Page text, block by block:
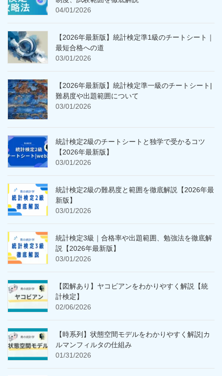
04/01/2026
【2026年最新版】統計検定準1級のチートシート｜
最短合格への道
03/01/2026
【2026年最新版】統計検定準一級のチートシート|
難易度や出題範囲について
03/01/2026
統計検定2級のチートシートと独学で受かるコツ
【2026年最新版】
03/01/2026
統計検定2級の難易度と範囲を徹底解説【2026年最
新版】
03/01/2026
統計検定3級｜合格率や出題範囲、勉強法を徹底解
説【2026年最新版】
03/01/2026
【図解あり】ヤコビアンをわかりやすく解説【統
計検定】
02/06/2026
【時系列】状態空間モデルをわかりやすく解説|カ
ルマンフィルタの仕組み
01/31/2026